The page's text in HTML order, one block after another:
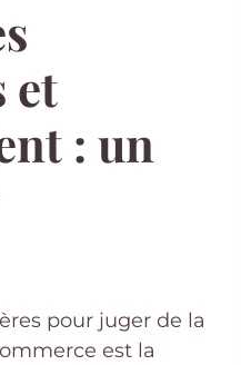
et
: un
pour juger de la
est la